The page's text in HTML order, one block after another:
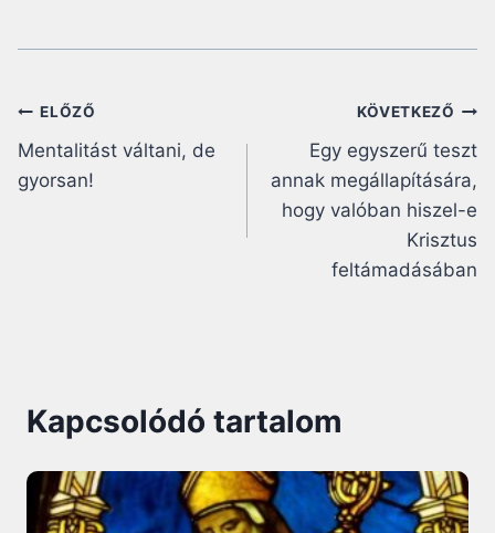
Bejegyzés
navigáció
ELŐZŐ
Mentalitást váltani, de
gyorsan!
KÖVETKEZŐ
Egy egyszerű teszt
annak megállapítására,
hogy valóban hiszel-e
Krisztus
feltámadásában
Kapcsolódó tartalom